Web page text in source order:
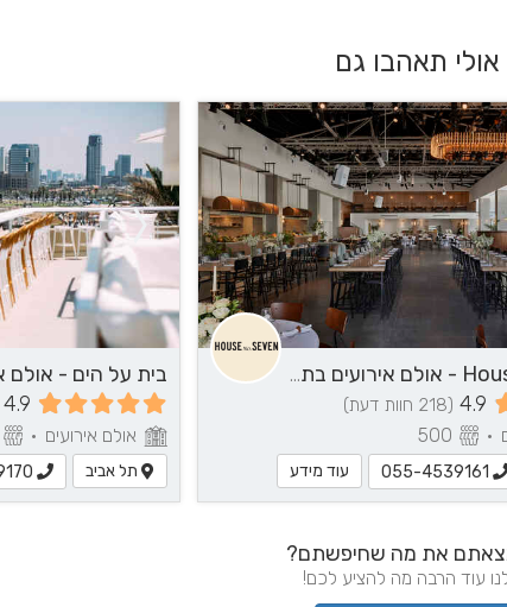
אולי תאהבו גם
עוד
לחצ/י
House No.Seven - אולם אירועים בתל אביב
4.9 (218 חוות דעת)
•
055-4539161 עוד מידע
בית על הים - אולם
4.9
אולם אירועים •
תל אביב
את מה שחיפשתם?
עוד הרבה מה להציע לכם!